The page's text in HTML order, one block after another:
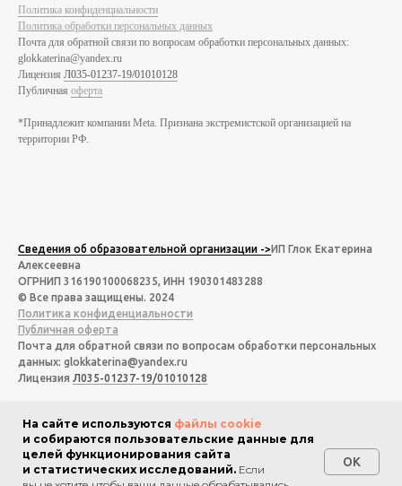
Политика конфиденциальности
Политика обработки персональных данных
Почта для обратной связи по вопросам обработки персональных данных:
glokkaterina@yandex.ru
Лицензия Л035-01237-19/01010128
Публичная оферта
*Принадлежит компании Meta. Признана экстремистской организацией на
территории РФ.
Сведения об образовательной организации -> ИП Глок Екатерина
Алексеевна
ОГРНИП 316190100068235, ИНН 190301483288
© Все права защищены. 2024
Политика конфиденциальности
Публичная оферта
Почта для обратной связи по вопросам обработки персональных
данных: glokkaterina@yandex.ru
Лицензия Л035-01237-19/01010128
*Принадлежит компании Meta. Признана экстремистской
организацией на территории РФ.
На сайте используются файлы cookie
и собираются пользовательские данные для
целей функционирования сайта
и статистических исследований. Если
OK